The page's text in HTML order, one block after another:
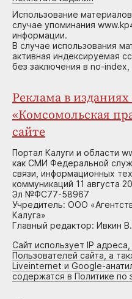
Использование
случае упоминания
информации.
В случае использования
активная индексируемая
без заключения в no-
Реклама в
«Комсомольская
сайте
Портал Калуги и области
как СМИ Федеральной
связи, информационных
коммуникаций 11 августа
Эл №ФС77-58967
Учредитель: ООО
Калуга»
Главный редактор: Ивкин
Сайт использует IP
Пользователей сайта, а
Liveinternet и Google-
содержатся в Политике по